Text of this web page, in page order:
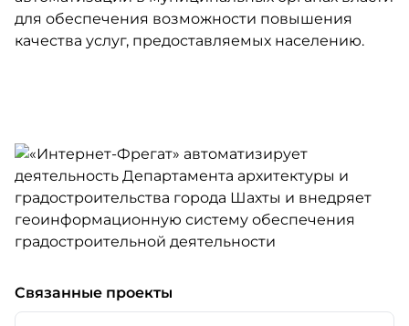
для обеспечения возможности повышения
качества услуг, предоставляемых населению.
Связанные проекты